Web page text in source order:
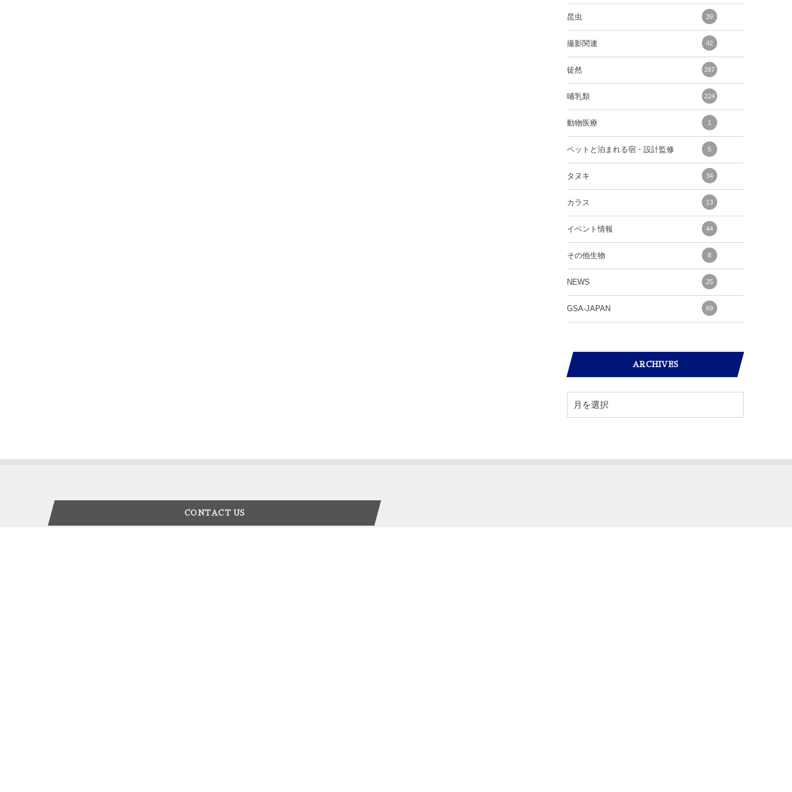
昆虫 39
撮影関連 42
徒然 287
哺乳類 224
動物医療 1
ペットと泊まれる宿・設計監修 5
タヌキ 34
カラス 13
イベント情報 44
その他生物 8
NEWS 25
GSA-JAPAN 69
ARCHIVES
CONTACT US